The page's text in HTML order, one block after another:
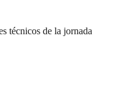
técnicos de la jornada